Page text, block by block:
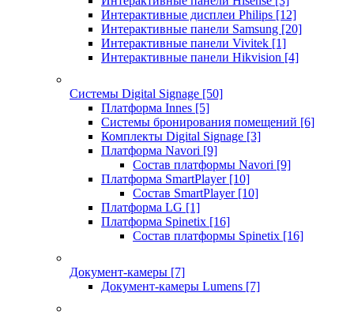
Интерактивные дисплеи Philips [12]
Интерактивные панели Samsung [20]
Интерактивные панели Vivitek [1]
Интерактивные панели Hikvision [4]
Системы Digital Signage [50]
Платформа Innes [5]
Системы бронирования помещений [6]
Комплекты Digital Signage [3]
Платформа Navori [9]
Состав платформы Navori [9]
Платформа SmartPlayer [10]
Состав SmartPlayer [10]
Платформа LG [1]
Платформа Spinetix [16]
Состав платформы Spinetix [16]
Документ-камеры [7]
Документ-камеры Lumens [7]